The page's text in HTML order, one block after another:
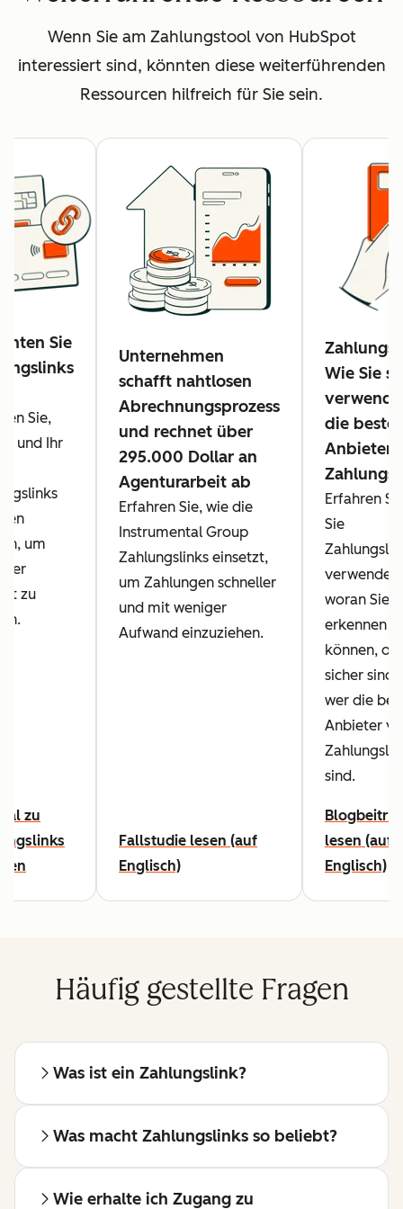
Wenn Sie am Zahlungstool von HubSpot
interessiert sind, könnten diese weiterführenden
Ressourcen hilfreich für Sie sein.
Sie
Sie,
und Ihr
um
zu
zu
Unternehmen
schafft nahtlosen
Abrechnungsprozess
und rechnet über
295.000 Dollar an
Agenturarbeit ab
Erfahren Sie, wie die
Instrumental Group
Zahlungslinks einsetzt,
um Zahlungen schneller
und mit weniger
Aufwand einzuziehen.
Fallstudie lesen (auf
Englisch)
Wie Sie
die
Anbieter
Erfahren
Sie
verwenden,
woran Sie
erkennen
können, ob
sicher sind,
wer die
Anbieter
sind.
lesen (auf
Englisch)
Häufig gestellte Fragen
Was ist ein Zahlungslink?
Was macht Zahlungslinks so beliebt?
Wie erhalte ich Zugang zu